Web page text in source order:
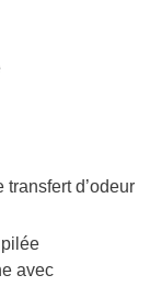
d’odeur
avec